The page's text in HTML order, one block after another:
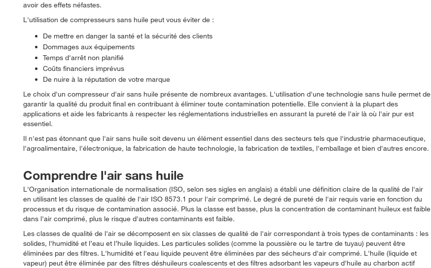
avoir des effets néfastes.
L'utilisation de compresseurs sans huile peut vous éviter de :
De mettre en danger la santé et la sécurité des clients
Dommages aux équipements
Temps d'arrêt non planifié
Coûts financiers imprévus
De nuire à la réputation de votre marque
Le choix d'un compresseur d'air sans huile présente de nombreux avantages. L'utilisation d'une technologie sans huile permet de
garantir la qualité du produit final en contribuant à éliminer toute contamination potentielle. Elle convient à la plupart des
applications et aide les fabricants à respecter les réglementations industrielles en assurant la pureté de l'air là où l'air pur est
essentiel.
Il n'est pas étonnant que l'air sans huile soit devenu un élément essentiel dans des secteurs tels que l'industrie pharmaceutique,
l'agroalimentaire, l'électronique, la fabrication de haute technologie, la fabrication de textiles, l'emballage et bien d'autres encore.
Comprendre l'air sans huile
L'Organisation internationale de normalisation (ISO, selon ses sigles en anglais) a établi une définition claire de la qualité de l'air
en utilisant les classes de qualité de l'air ISO 8573.1 pour l'air comprimé. Le degré de pureté de l'air requis varie en fonction du
processus et du risque de contamination associé. Plus la classe est basse, plus la concentration de contaminant huileux est faible
dans l'air comprimé, plus le risque d'autres contaminants est faible.
Les classes de qualité de l'air se décomposent en six classes de qualité de l'air correspondant à trois types de contaminants : les
solides, l'humidité et l’eau et l’huile liquides. Les particules solides (comme la poussière ou le tartre de tuyau) peuvent être
éliminées par des filtres. L'humidité et l'eau liquide peuvent être éliminées par des sécheurs d'air comprimé. L'huile (liquide et
vapeur) peut être éliminée par des filtres déshuileurs coalescents et des filtres adsorbant les vapeurs d'huile au charbon actif